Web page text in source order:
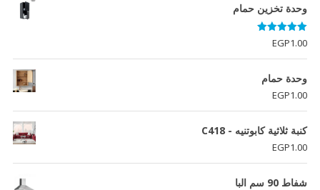
وحدة تخزين حمام
تم التقييم
5.00
من 5
EGP1.00
وحدة حمام
EGP1.00
كنبة ثلاثية كابوتنيه - C418
EGP1.00
شفاط 90 سم البا